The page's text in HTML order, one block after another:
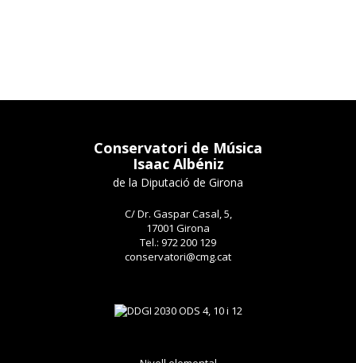
Conservatori de Música
Isaac Albéniz
de la Diputació de Girona
C/ Dr. Gaspar Casal, 5,
17001 Girona
Tel.: 972 200 129
conservatori@cmg.cat